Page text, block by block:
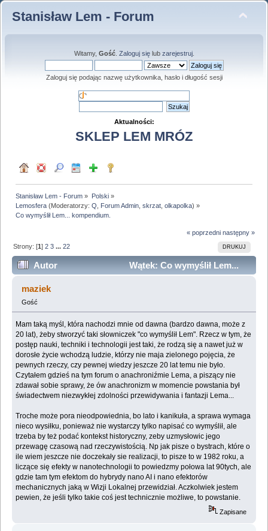
Stanisław Lem - Forum
Witamy, Gość. Zaloguj sięlub zarejestruj.
Zaloguj się podając nazwę użytkownika, hasło i długość sesji
Aktualności:
SKLEP LEM MRÓZ
Stanisław Lem - Forum » Polski»
Lemosfera (Moderatorzy:Q Forum Admin ,skrzat ,olkapolka) »
Co wymyślił Lem... kompendium.
« poprzedni następny »
DRUKUJ
Strony: [1]2 3 ...22
Autor
Wątek: Co wymyślił Lem...
kompendium. (Przeczytany 785716 razy)
maziek
Gość
Mam taką myśl, która nachodzi mnie od dawna (bardzo dawna, może z
20 lat), żeby stworzyć taki słowniczek "co wymyślił Lem". Rzecz w tym, że
postęp nauki, techniki i technologii jest taki, że rodzą się a nawet już w
dorosłe życie wchodzą ludzie, którzy nie maja zielonego pojęcia, że
pewnych rzeczy, czy pewnej wiedzy jeszcze 20 lat temu nie było.
Czytałem gdzieś na tym forum o anachroniźmie Lema, a piszący nie
zdawał sobie sprawy, że ów anachronizm w momencie powstania był
świadectwem niezwykłej zdolności przewidywania i fantazji Lema...
Troche może pora nieodpowiednia, bo lato i kanikuła, a sprawa wymaga
nieco wysiłku, ponieważ nie wystarczy tylko napisać co wymyślił, ale
trzeba by też podać kontekst historyczny, zeby uzmysłowic jego
przewagę czasową nad rzeczywistością. Np jak pisze o bystrach, które o
ile wiem jeszcze nie doczekały sie realizacji, to pisze to w 1982 roku, a
liczące się efekty w nanotechnologii to powiedzmy połowa lat 90tych, ale
gdzie tam tym efektom do hybrydy nano AI i nano efektorów
mechanicznych jaką w Wizji Lokalnej przewidział. Aczkolwiek jestem
pewien, że jeśli tylko takie coś jest technicznie możliwe, to powstanie.
Zapisane